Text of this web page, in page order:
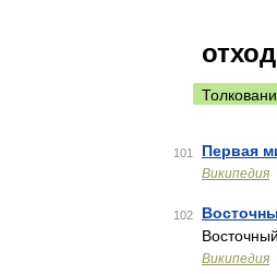
отход
101 Первая
Википедия
102
Википедия